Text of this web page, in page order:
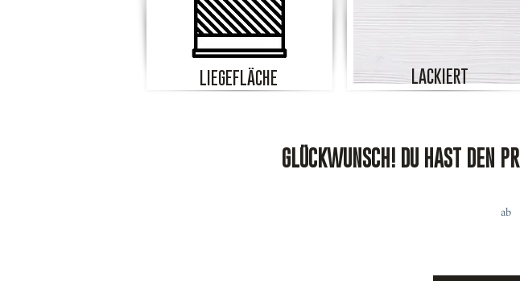
LIEGEFLÄCHE LACKIERT
GLÜCKWUNSCH! DU HAST DEN
ab